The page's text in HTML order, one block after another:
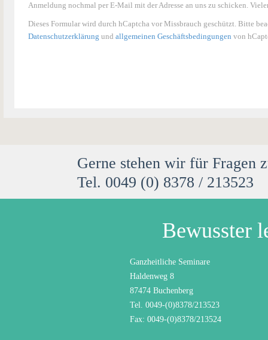
Anmeldung nochmal per E-Mail mit der Adresse an uns zu schicken.
Dieses Formular wird durch hCaptcha vor Missbrauch geschützt. Bitte
Datenschutzerklärung und allgemeinen Geschäftsbedingungen von
Gerne stehen wir für Fragen
Tel. 0049 (0) 8378 / 213523
Bewusster
Ganzheitliche Seminare
Haldenweg 8
87474 Buchenberg
Tel. 0049-(0)8378/213523
Fax: 0049-(0)8378/213524